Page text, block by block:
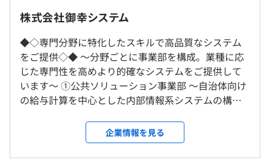
⑤クラウド基盤（AWS、Azure）の導入コンサル、構築支
援、運用支援
大手業者が提供しているクラウド基盤への導入支援。
（2025.04現在、３か所の現場で業務を行っている）
リモート併用。
・情報セキュリティ教育（年1回）
◎転勤はありません。
◎勤務地は本人の希望を考慮します。
就業場所の変更範囲
＜雇入時＞
お客さま先、東京本社
＜変更範囲＞
※就業先により前後する可能性あり
平均残業時間：平均20時間／月
《年間休日：120日以上》
・完全週休2日制（土・日）
株式会社御幸システム
◆◇専門分野に特化したスキルで高品質なシステム
をご提供◇◆ 〜分野ごとに事業部を構成。業種に応
じた専門性を高めより的確なシステムをご提供して
います〜 ①公共ソリューション事業部 〜自治体向け
の給与計算を中心とした内部情報系システムの構
与計算を中心とした内部情報系システムにおいて、
提案から開発、サービス後の保守を手掛けています。
開発経験も豊富であり、その経験に基づく提案力や
企業情報を見る